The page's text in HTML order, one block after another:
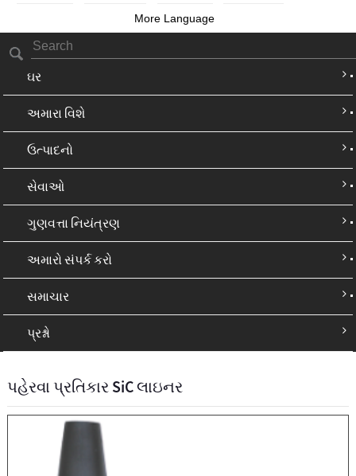
More Language
ઘર
અમારા વિશે
ઉત્પાદનો
સેવાઓ
ગુણવત્તા નિયંત્રણ
અમારો સંપર્ક કરો
સમાચાર
પ્રશ્નો
પહેરવા પ્રતિકાર SiC લાઇનર